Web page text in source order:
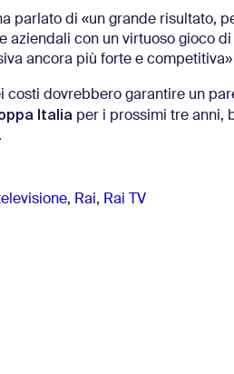
parlato di «un grande risultato,
aziendali con un virtuoso gioco
ancora più forte e competitiva»
costi dovrebbero garantire un
Italia per i prossimi tre anni,
, Rai, Rai TV